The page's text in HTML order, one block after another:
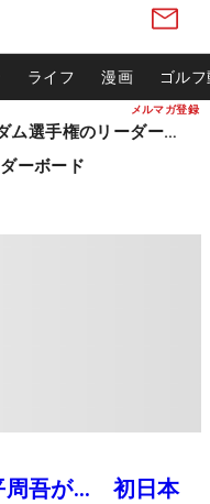
メルマガ登録
ライフ 漫画 ゴル
松山英樹ら出場 ウィンダム選手権のリーダーボード
ーボード
周吾が… 初日本